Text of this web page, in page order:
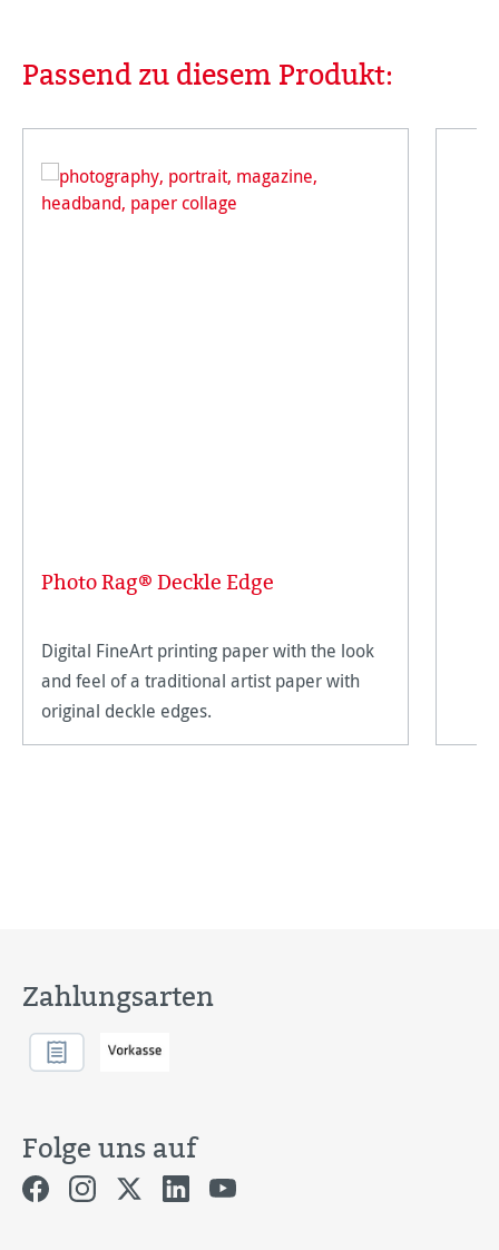
Produktgalerie überspringen
Passend zu diesem Produkt:
Photo Rag® Deckle Edge
Digital FineArt printing paper with the look
and feel of a traditional artist paper with
original deckle edges.
Zahlungsarten
Folge uns auf